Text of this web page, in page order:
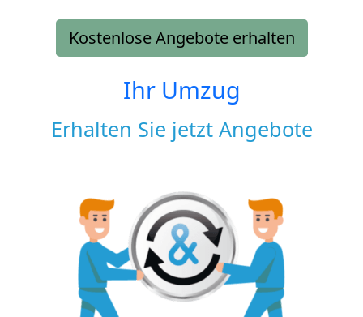
Kostenlose Angebote erhalten
Ihr Umzug
Erhalten Sie jetzt Angebote